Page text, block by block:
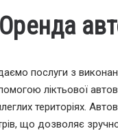
послуги з
ліктьової
територіях.
що дозволяє